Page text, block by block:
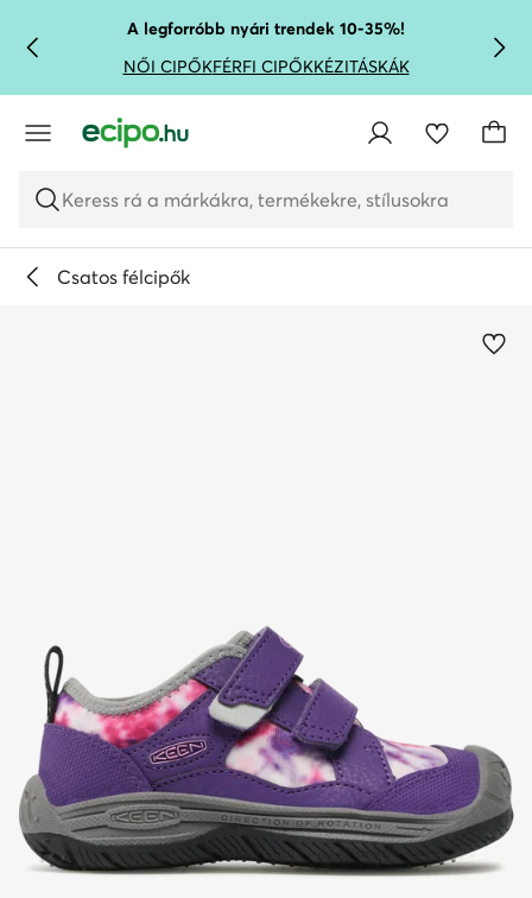
UGRÁS A FŐ TARTALOMRA
UGRÁS A KERESÉSHEZA legforróbb nyári trendek 10-35%!
NŐI CIPŐKFÉRFI CIPŐKKÉZITÁSKÁK
Keress rá a márkákra, termékekre, stílusokra
Csatos félcipők